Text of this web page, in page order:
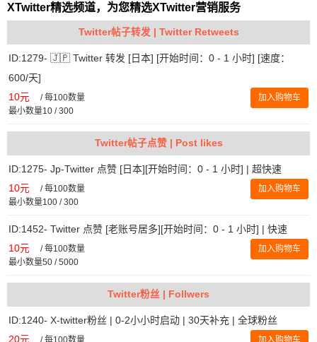
XTwitter精选频道，为您精选XTwitter营销服务
Twitter帖子转发 | Twitter Retweets
ID:1279- 🇯🇵 Twitter 转发 [日本] [开始时间：0 - 1 小时] [速度：
600/天]
10元 /每100数量
最小数量10 / 300
加入购物车
Twitter帖子点赞 | Post likes
ID:1275- Jp-Twitter 点赞 [日本][开始时间：0 - 1 小时] | 超快速
10元 /每100数量
最小数量100 / 300
加入购物车
ID:1452- Twitter 点赞 [老账号居多][开始时间：0 - 1 小时] | 快速
10元 /每100数量
最小数量50 / 5000
加入购物车
Twitter粉丝 | Follwers
ID:1240- X-twitter粉丝 | 0-2小小时启动 | 30天补充 | 全球粉丝
20元 /每100数量
加入购物车